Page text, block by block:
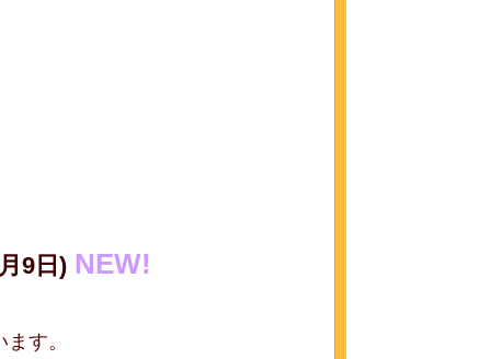
9日) NEW!
す。